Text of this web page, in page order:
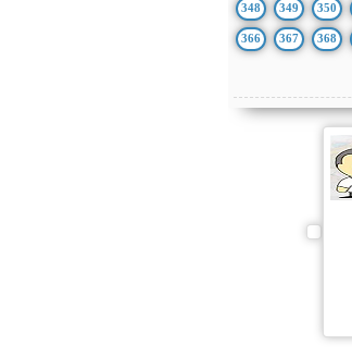
348 349 350
366 367 368